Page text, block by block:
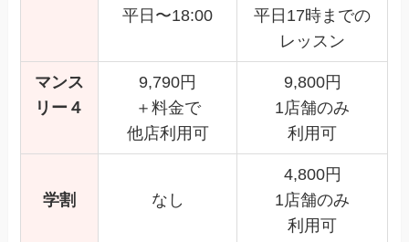
平日〜18:00
平日17時までの
レッスン
マンス
リー４
9,790円
＋料金で
他店利用可
9,800円
1店舗のみ
利用可
学割 なし
4,800円
1店舗のみ
利用可